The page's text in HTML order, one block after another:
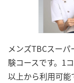
メンズTBCスー
験コースです。1
以上から利用可